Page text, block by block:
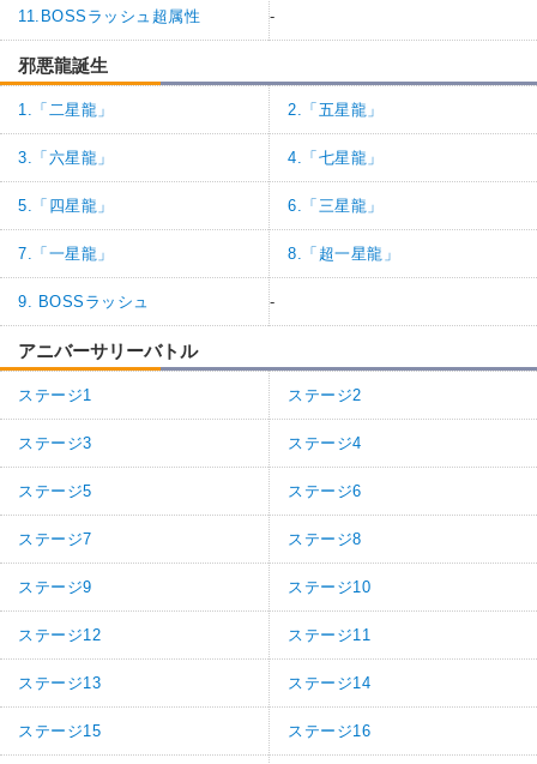
11.BOSSラッシュ超属性 -
邪悪龍誕生
1.「二星龍」 2.「五星龍」
3.「六星龍」 4.「七星龍」
5.「四星龍」 6.「三星龍」
7.「一星龍」 8.「超一星龍」
9. BOSSラッシュ -
アニバーサリーバトル
ステージ1 ステージ2
ステージ3 ステージ4
ステージ5 ステージ6
ステージ7 ステージ8
ステージ9 ステージ10
ステージ12 ステージ11
ステージ13 ステージ14
ステージ15 ステージ16